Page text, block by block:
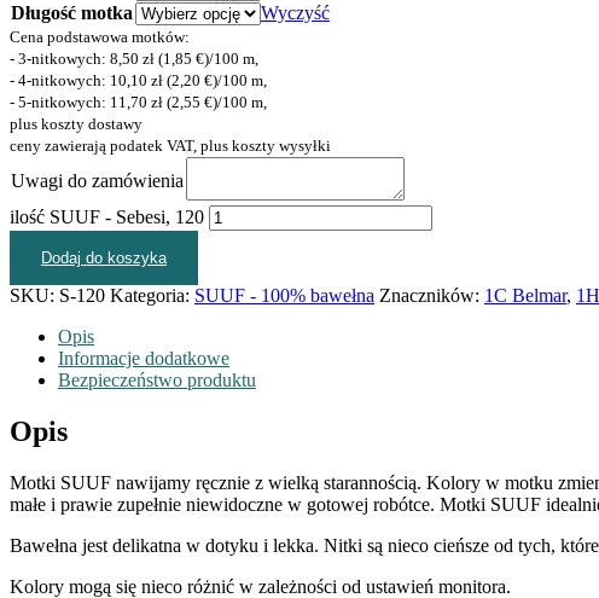
Długość motka
Wyczyść
Cena podstawowa motków:
- 3-nitkowych: 8,50 zł (1,85 €)/100 m,
- 4-nitkowych: 10,10 zł (2,20 €)/100 m,
- 5-nitkowych: 11,70 zł (2,55 €)/100 m,
plus koszty dostawy
ceny zawierają podatek VAT, plus koszty wysyłki
Uwagi do zamówienia
ilość SUUF - Sebesi, 120
Dodaj do koszyka
SKU: S-120 Kategoria: SUUF - 100% bawełna Znaczników: 1C Belmar,
Opis
Informacje dodatkowe
Bezpieczeństwo produktu
Opis
Motki SUUF nawijamy ręcznie z wielką starannością. Kolory w motku
małe i prawie zupełnie niewidoczne w gotowej robótce. Motki SUUF
Bawełna jest delikatna w dotyku i lekka. Nitki są nieco cieńsze od tych,
Kolory mogą się nieco różnić w zależności od ustawień monitora.